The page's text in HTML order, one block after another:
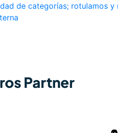
de categorías; rotulamos
Partner